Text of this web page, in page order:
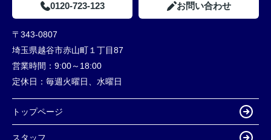
0120-723-123 お問い合わせ
〒343-0807
埼玉県越谷市赤山町１丁目87
営業時間： 9:00～18:00
定休日： 毎週火曜日、水曜日
トップページ
スタッフ